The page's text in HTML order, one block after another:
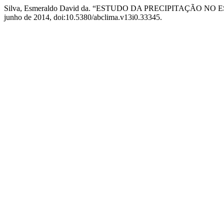
Silva, Esmeraldo David da. “ESTUDO DA PRECIPITAÇÃO
junho de 2014, doi:10.5380/abclima.v13i0.33345.